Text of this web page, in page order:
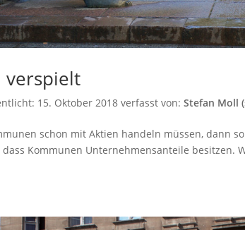
verspielt
15. Oktober 2018 verfasst von:Stefan Moll
schon mit Aktien handeln müssen, dann
Kommunen Unternehmensanteile besitzen.